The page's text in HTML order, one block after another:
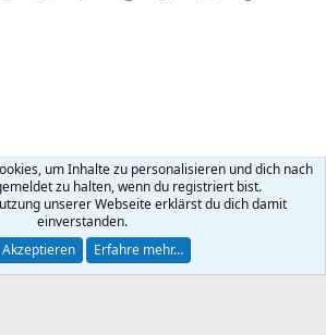
Datenschutz Hilfe
R
® © 2010-2026 XenForo Ltd.
um Inhalte zu personalisieren und dich nach
zu halten, wenn du registriert bist.
unserer Webseite erklärst du dich damit
einverstanden.
Akzeptieren
Erfahre mehr…